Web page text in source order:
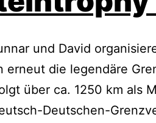
und David
erneut die legendäre
über ca. 1250 km als
Deutschen-